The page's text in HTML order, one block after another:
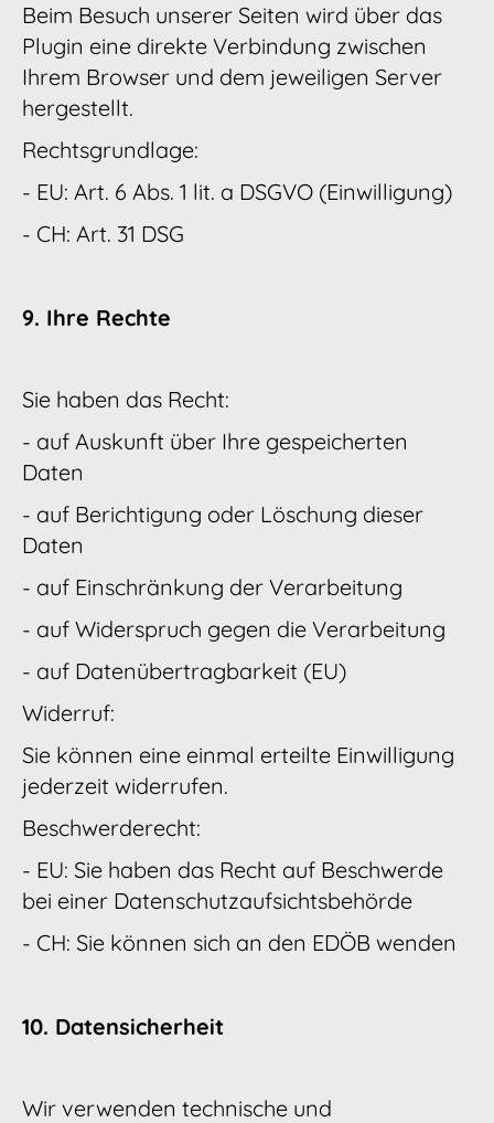
Beim Besuch unserer Seiten wird über das
Plugin eine direkte Verbindung zwischen
Ihrem Browser und dem jeweiligen Server
hergestellt.
Rechtsgrundlage:
- EU: Art. 6 Abs. 1 lit. a DSGVO (Einwilligung)
- CH: Art. 31 DSG
9. Ihre Rechte
Sie haben das Recht:
- auf Auskunft über Ihre gespeicherten
Daten
- auf Berichtigung oder Löschung dieser
Daten
- auf Einschränkung der Verarbeitung
- auf Widerspruch gegen die Verarbeitung
- auf Datenübertragbarkeit (EU)
Widerruf:
Sie können eine einmal erteilte Einwilligung
jederzeit widerrufen.
Beschwerderecht:
- EU: Sie haben das Recht auf Beschwerde
bei einer Datenschutzaufsichtsbehörde
- CH: Sie können sich an den EDÖB wenden
10. Datensicherheit
Wir verwenden technische und